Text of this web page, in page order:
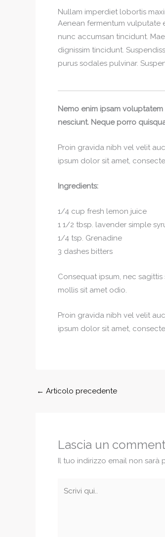
Nullam imperdiet lobortis
Aenean fermentum vulputate
nunc accumsan tincidunt.
dignissim tincidunt.
purus sodales pulvinar.
Nemo enim ipsam
nesciunt. Neque porro
Proin gravida nibh vel velit
ipsum dolor sit amet,
Ingredients:
1/4 cup fresh lemon juice
1 1/2 tbsp. lavender simple
1/4 tsp. Grenadine
3 dashes bitters
Consequat ipsum, nec
mollis sit amet odio.
Proin gravida nibh vel velit
ipsum dolor sit amet,
← Articolo precedente
Lascia un
Il tuo indirizzo email non sarà